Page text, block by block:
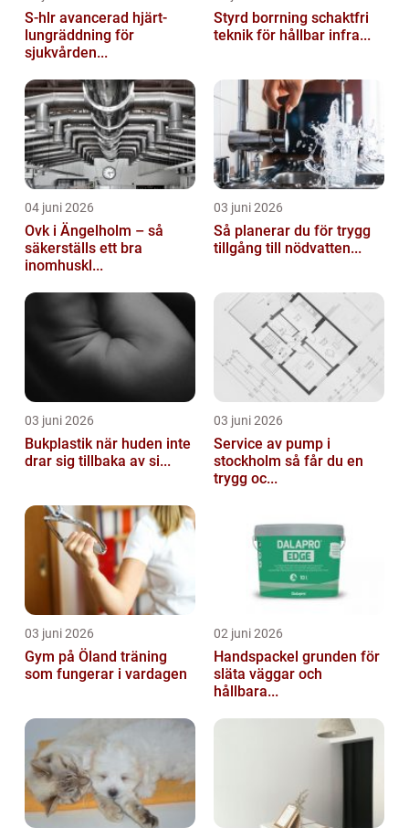
S-hlr avancerad hjärt-
lungräddning för
sjukvården...
Styrd borrning schaktfri
teknik för hållbar infra...
04 juni 2026
Ovk i Ängelholm – så
säkerställs ett bra
inomhuskl...
03 juni 2026
Så planerar du för trygg
tillgång till nödvatten...
03 juni 2026
Bukplastik när huden inte
drar sig tillbaka av si...
03 juni 2026
Service av pump i
stockholm så får du en
trygg oc...
03 juni 2026
Gym på Öland träning
som fungerar i vardagen
02 juni 2026
Handspackel grunden för
släta väggar och
hållbara...